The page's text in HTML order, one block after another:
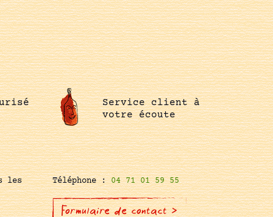
Service client à
votre écoute
les Téléphone :04 71 01 59 55
Formulaire de contact >